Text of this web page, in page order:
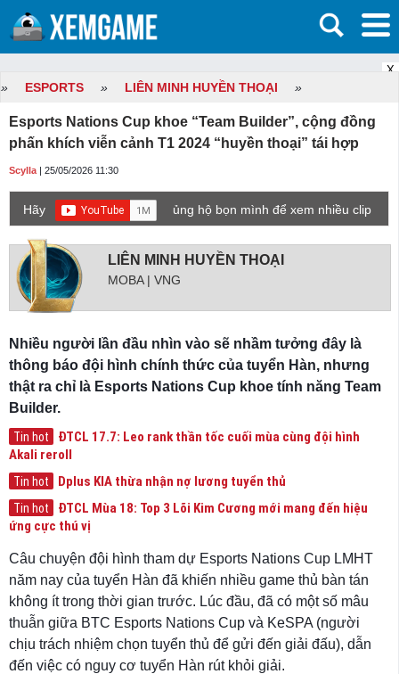
X
» ESPORTS » LIÊN MINH HUYỀN THOẠI »
Esports Nations Cup khoe “Team Builder”, cộng đồng
phấn khích viễn cảnh T1 2024 “huyền thoại” tái hợp
Scylla | 25/05/2026 11:30
Hãy
ủng hộ bọn mình để xem nhiều clip
LIÊN MINH HUYỀN THOẠI
MOBA | VNG
Nhiều người lần đầu nhìn vào sẽ nhầm tưởng đây là
thông báo đội hình chính thức của tuyển Hàn, nhưng
thật ra chỉ là Esports Nations Cup khoe tính năng Team
Builder.
Tin hot
ĐTCL 17.7: Leo rank thần tốc cuối mùa cùng đội hình
Akali reroll
Tin hot Dplus KIA thừa nhận nợ lương tuyển thủ
Tin hot
ĐTCL Mùa 18: Top 3 Lõi Kim Cương mới mang đến hiệu
ứng cực thú vị
Câu chuyện đội hình tham dự Esports Nations Cup LMHT
năm nay của tuyển Hàn đã khiến nhiều game thủ bàn tán
không ít trong thời gian trước. Lúc đầu, đã có một số mâu
thuẫn giữa BTC Esports Nations Cup và KeSPA (người
chịu trách nhiệm chọn tuyển thủ để gửi đến giải đấu), dẫn
đến việc có nguy cơ tuyển Hàn rút khỏi giải.